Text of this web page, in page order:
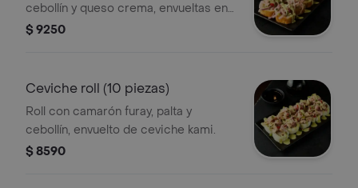
cebollín y queso crema, envueltas en
panko y cubiertas con ceviche.
$ 9250
Ceviche roll (10 piezas)
Roll con camarón furay, palta y
cebollín, envuelto de ceviche kami.
$ 8590